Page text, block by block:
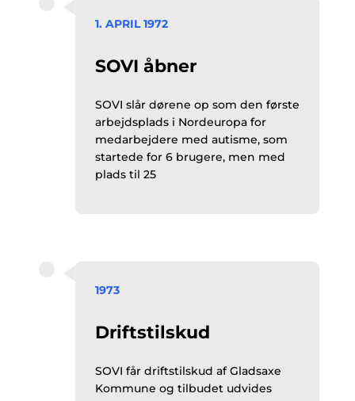
1. APRIL 1972
SOVI åbner
SOVI slår dørene op som den første
arbejdsplads i Nordeuropa for
medarbejdere med autisme, som
startede for 6 brugere, men med
plads til 25
1973
Driftstilskud
SOVI får driftstilskud af Gladsaxe
Kommune og tilbudet udvides